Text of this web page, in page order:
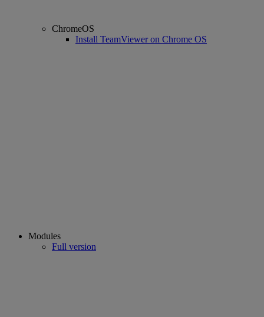
ChromeOS
Install TeamViewer on Chrome OS
Modules
Full version